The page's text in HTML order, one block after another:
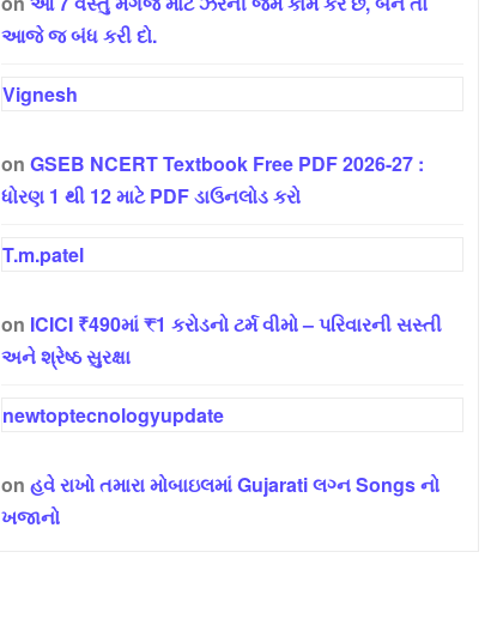
આજે જ બંધ કરી દો.
Vignesh
on GSEB NCERT Textbook Free PDF 2026-27 :
ધોરણ 1 થી 12 માટે PDF ડાઉનલોડ કરો
T.m.patel
on ICICI ₹490માં ₹1 કરોડનો ટર્મ વીમો – પરિવારની સસ્તી
અને શ્રેષ્ઠ સુરક્ષા
newtoptecnologyupdate
on હવે રાખો તમારા મોબાઇલમાં Gujarati લગ્ન Songs નો
ખજાનો